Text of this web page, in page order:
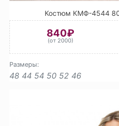
Костюм КМФ-4544
840₽
(от 2000)
Размеры:
48 44 54 50 52 46